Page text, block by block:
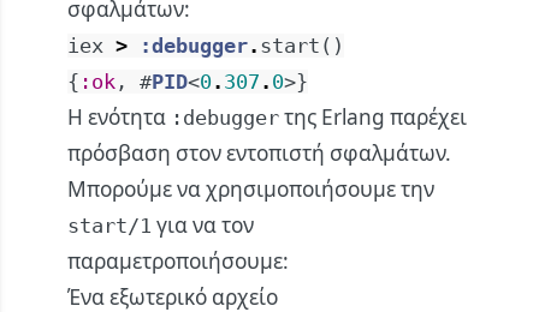
σφαλμάτων:
iex > :debugger. start ( )
{ :ok , #PID<0. 307 . 0>}
Η ενότητα :debugger της Erlang παρέχει
πρόσβαση στον εντοπιστή σφαλμάτων.
Μπορούμε να χρησιμοποιήσουμε την
start/1 για να τον
παραμετροποιήσουμε:
Ένα εξωτερικό αρχείο